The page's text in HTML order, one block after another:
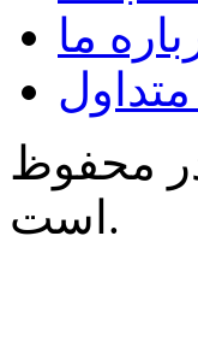
ما
محفوظ
است.